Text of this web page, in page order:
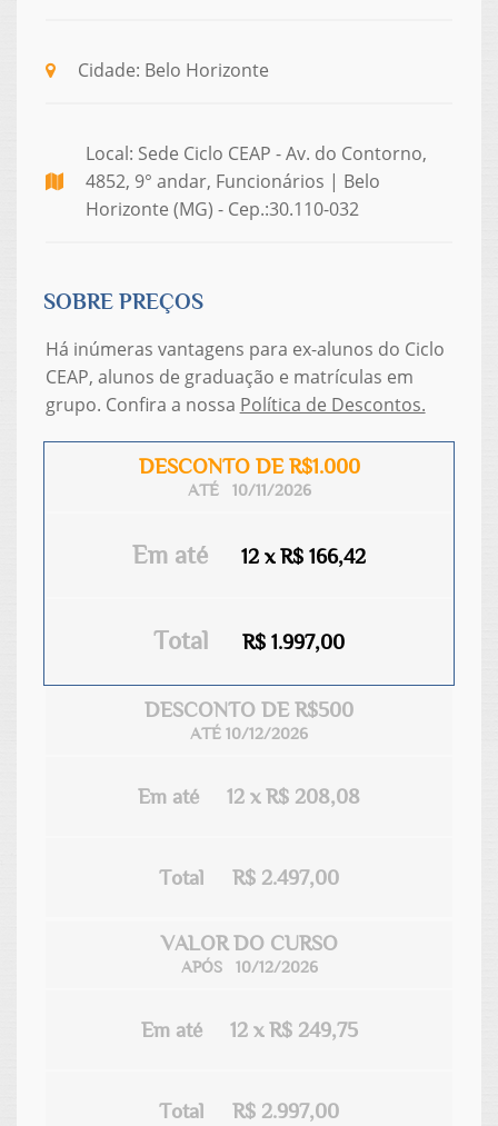
Cidade: Belo Horizonte
Local: Sede Ciclo CEAP - Av. do Contorno,
4852, 9° andar, Funcionários | Belo
Horizonte (MG) - Cep.:30.110-032
SOBRE PREÇOS
Há inúmeras vantagens para ex-alunos do Ciclo
CEAP, alunos de graduação e matrículas em
grupo. Confira a nossa Política de Descontos.
DESCONTO DE R$1.000
ATÉ 10/11/2026
Em até 12 x R$ 166,42
Total R$ 1.997,00
DESCONTO DE R$500
ATÉ 10/12/2026
Em até 12 x R$ 208,08
Total R$ 2.497,00
VALOR DO CURSO
APÓS 10/12/2026
Em até 12 x R$ 249,75
Total R$ 2.997,00